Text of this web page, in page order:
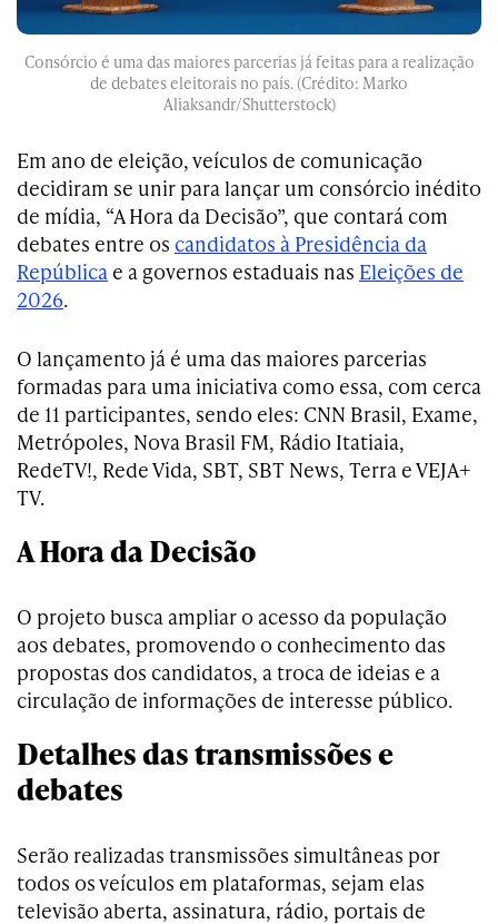
Consórcio é uma das maiores parcerias já feitas para a realização
de debates eleitorais no país. (Crédito: Marko
Aliaksandr/Shutterstock)
Em ano de eleição, veículos de comunicação
decidiram se unir para lançar um consórcio inédito
de mídia, “A Hora da Decisão”, que contará com
debates entre os candidatos à Presidência da
República e a governos estaduais nas Eleições de
2026.
O lançamento já é uma das maiores parcerias
formadas para uma iniciativa como essa, com cerca
de 11 participantes, sendo eles: CNN Brasil, Exame,
Metrópoles, Nova Brasil FM, Rádio Itatiaia,
RedeTV!, Rede Vida, SBT, SBT News, Terra e VEJA+
TV.
A Hora da Decisão
O projeto busca ampliar o acesso da população
aos debates, promovendo o conhecimento das
propostas dos candidatos, a troca de ideias e a
circulação de informações de interesse público.
Detalhes das transmissões e
debates
Serão realizadas transmissões simultâneas por
todos os veículos em plataformas, sejam elas
televisão aberta, assinatura, rádio, portais de